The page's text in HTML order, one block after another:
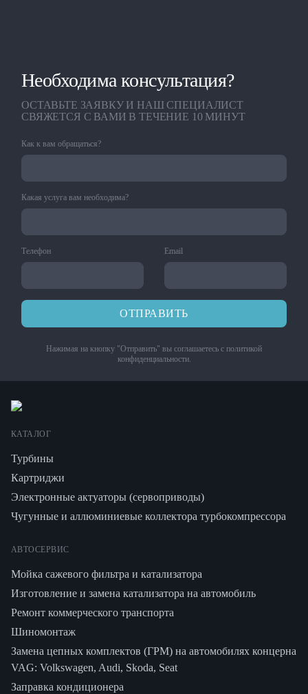
Необходима консультация?
ОСТАВЬТЕ ЗАЯВКУ И НАШ СПЕЦИАЛИСТ
СВЯЖЕТСЯ С ВАМИ В ТЕЧЕНИЕ 10 МИНУТ
Как к вам обращаться?
Какая услуга вам необходима?
Телефон Email
ОТПРАВИТЬ
Нажимая на кнопку "Отправить" вы соглашаетесь с политикой
конфиденциальности.
КАТАЛОГ
Турбины
Картриджи
Электронные актуаторы (сервоприводы)
Чугунные и аллюминиевые коллектора турбокомпрессора
АВТОСЕРВИС
Мойка сажевого фильтра и катализатора
Изготовление и замена катализатора на автомобиль
Ремонт коммерческого транспорта
Шиномонтаж
Замена цепных комплектов (ГРМ) на автомобилях концерна
VAG: Volkswagen, Audi, Skoda, Seat
Заправка кондиционера